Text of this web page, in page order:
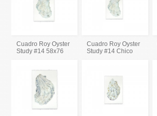
Cuadro Roy Oyster
Study #14 58x76
Cuadro Roy Oyster
Study #14 Chico